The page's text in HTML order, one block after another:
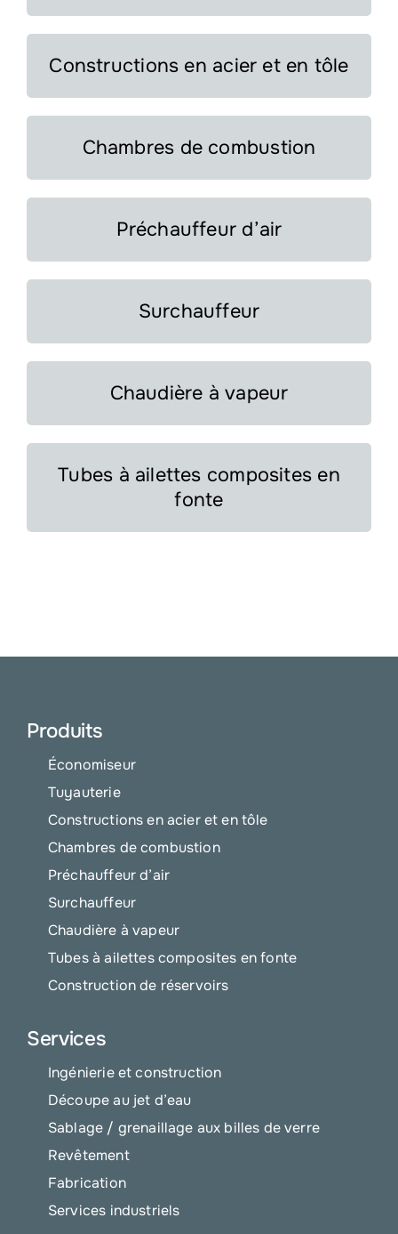
Constructions en acier et en tôle
Chambres de combustion
Préchauffeur d’air
Surchauffeur
Chaudière à vapeur
Tubes à ailettes composites en
fonte
Produits
Économiseur
Tuyauterie
Constructions en acier et en tôle
Chambres de combustion
Préchauffeur d’air
Surchauffeur
Chaudière à vapeur
Tubes à ailettes composites en fonte
Construction de réservoirs
Services
Ingénierie et construction
Découpe au jet d’eau
Sablage / grenaillage aux billes de verre
Revêtement
Fabrication
Services industriels